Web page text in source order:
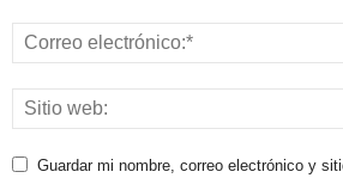
Guardar mi nombre, correo electrónico y